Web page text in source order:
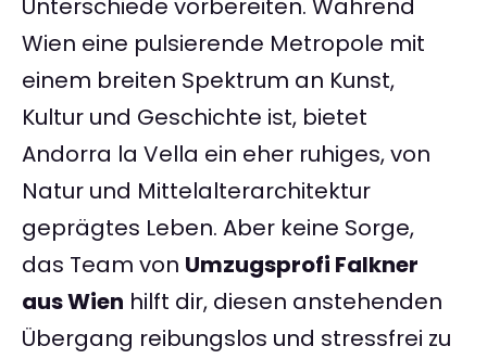
Unterschiede vorbereiten. Während
Wien eine pulsierende Metropole mit
einem breiten Spektrum an Kunst,
Kultur und Geschichte ist, bietet
Andorra la Vella ein eher ruhiges, von
Natur und Mittelalterarchitektur
geprägtes Leben. Aber keine Sorge,
das Team von Umzugsprofi Falkner
aus Wien hilft dir, diesen anstehenden
Übergang reibungslos und stressfrei zu